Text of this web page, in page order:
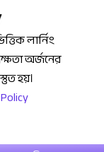
লার্নিং
অর্জনের
হয়।